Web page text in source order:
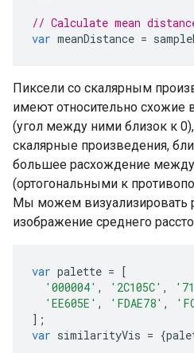
// Calculate mean
var meanDistance =
Пиксели со скалярным
имеют относительно схожие
(угол между ними близок к
скалярные произведения,
большее расхождение
(ортогональными к
Мы можем визуализировать
изображение среднего
var palette =
[
'000004' , '2C105C' ,
'EE605E' , 'FDAE78' ,
];
var similarityVis = {